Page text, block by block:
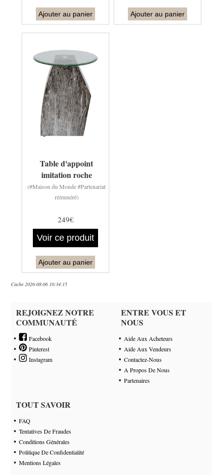
Ajouter au panier Ajouter au panier
Table d'appoint
imitation roche
(#Maison du Monde #Partenariat
rémunéré)
249€
Voir ce produit
Ajouter au panier
Cache 2026-08-06 10:34:15
REJOIGNEZ NOTRE
COMMUNAUTÉ
Facebook
Pinterest
Instagram
ENTRE VOUS ET
NOUS
Aide Aux Acheteurs
Aide Aux Vendeurs
Contactez-Nous
A Propos De Nous
Partenaires
TOUT SAVOIR
FAQ
Tentatives De Fraudes
Conditions Générales
Politique De Confidentialité
Mentions Légales